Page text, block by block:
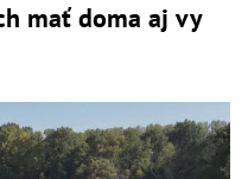
mať doma aj vy